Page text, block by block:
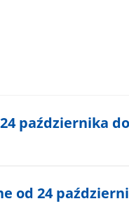
października
od 24